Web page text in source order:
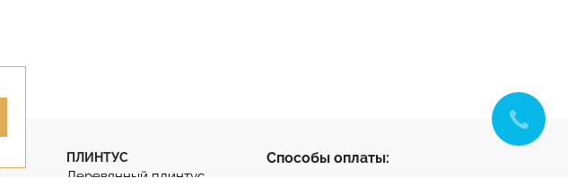
ПЛИНТУС
Деревянный плинтус
Способы оплаты: